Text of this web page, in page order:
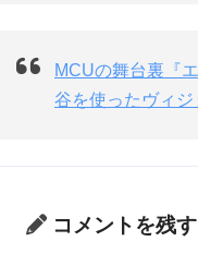
MCUの舞台裏『
谷を使ったヴィ
コメントを残す